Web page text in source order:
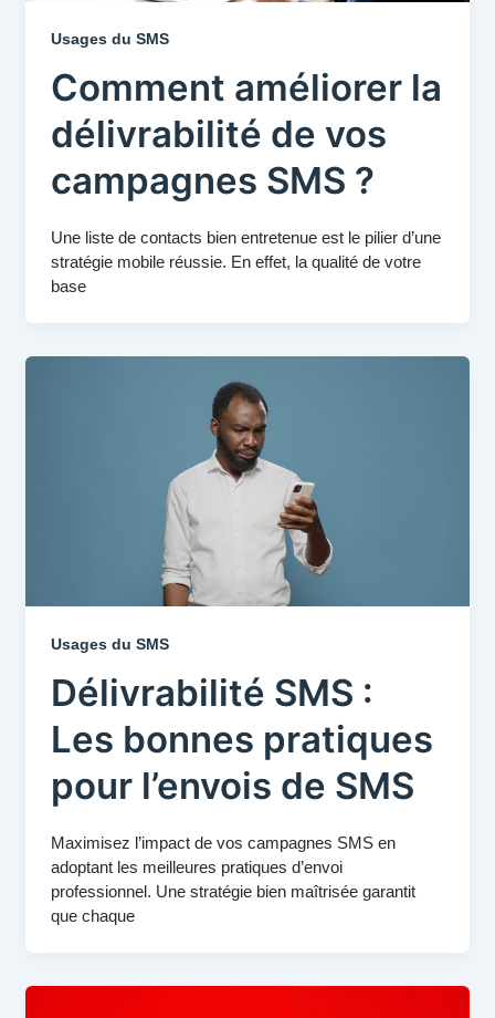
Usages du SMS
Comment améliorer la
délivrabilité de vos
campagnes SMS ?
Une liste de contacts bien entretenue est le pilier d’une
stratégie mobile réussie. En effet, la qualité de votre
base
Usages du SMS
Délivrabilité SMS :
Les bonnes pratiques
pour l’envois de SMS
Maximisez l’impact de vos campagnes SMS en
adoptant les meilleures pratiques d’envoi
professionnel. Une stratégie bien maîtrisée garantit
que chaque